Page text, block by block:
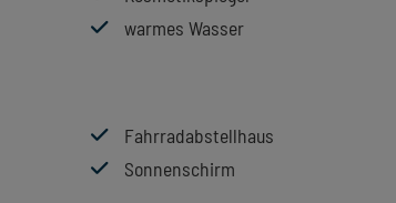
warmes Wasser
Fahrradabstellhaus
Sonnenschirm